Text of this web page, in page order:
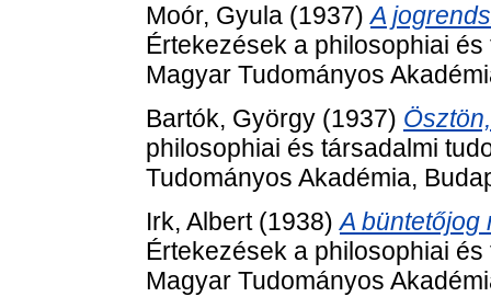
Moór, Gyula (1937)A
Értekezések a philosophiai
Magyar Tudományos
Bartók, György (1937)
philosophiai és társadalmi
Tudományos Akadémia,
Irk, Albert(1938)A büntetőjog
Értekezések a philosophiai
Magyar Tudományos